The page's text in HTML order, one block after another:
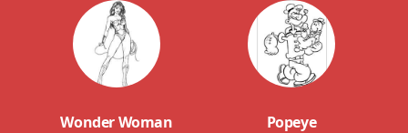
Wonder Woman Popeye